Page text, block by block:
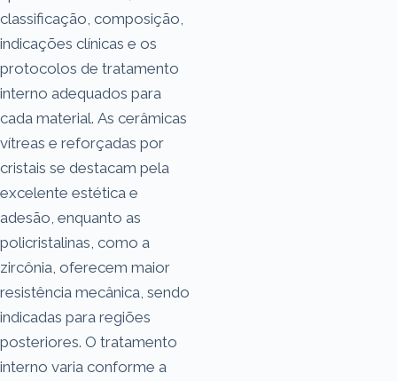
classificação, composição,
indicações clínicas e os
protocolos de tratamento
interno adequados para
cada material. As cerâmicas
vítreas e reforçadas por
cristais se destacam pela
excelente estética e
adesão, enquanto as
policristalinas, como a
zircônia, oferecem maior
resistência mecânica, sendo
indicadas para regiões
posteriores. O tratamento
interno varia conforme a